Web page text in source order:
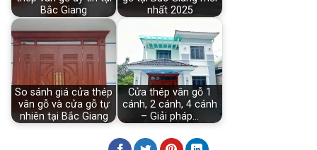
Bắc Giang
nhất 2025
So sánh giá cửa thép
vân gỗ và cửa gỗ tự
nhiên tại Bắc Giang
Cửa thép vân gỗ 1
cánh, 2 cánh, 4 cánh
– Giải pháp…